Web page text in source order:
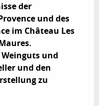
der
und des
im Château Les
Weinguts und
und den
zu